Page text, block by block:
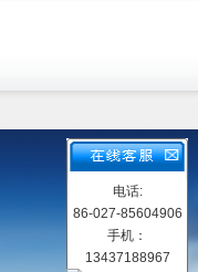
电话:
86-027-85604906
手机：
13437188967